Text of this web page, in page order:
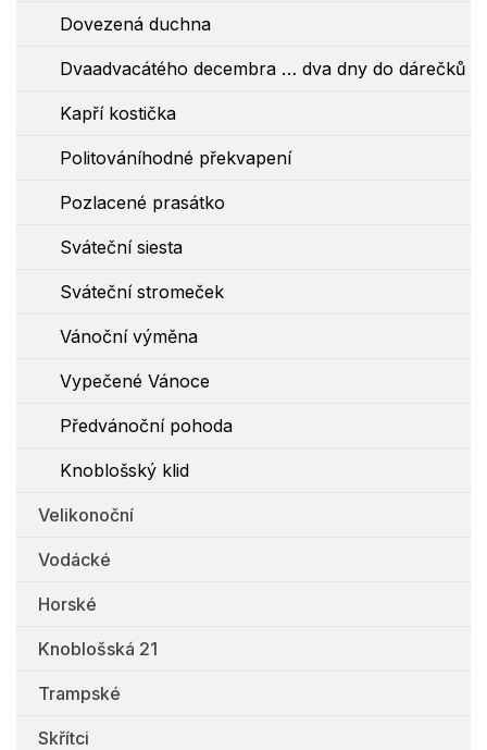
Dovezená duchna
Dvaadvacátého decembra … dva dny do dárečků
Kapří kostička
Politováníhodné překvapení
Pozlacené prasátko
Sváteční siesta
Sváteční stromeček
Vánoční výměna
Vypečené Vánoce
Předvánoční pohoda
Knoblošský klid
Velikonoční
Vodácké
Horské
Knoblošská 21
Trampské
Skřítci